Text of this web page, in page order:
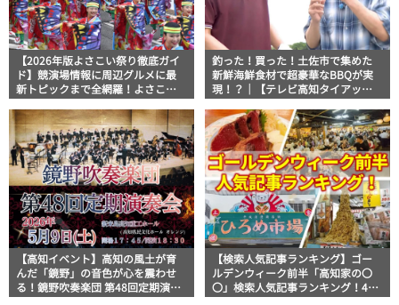
【2026年版よさこい祭り徹底ガイ
ド】競演場情報に周辺グルメに最
新トピックまで全網羅！よさこい
全版
釣った！買った！土佐市で集めた
新鮮海鮮食材で超豪華なBBQが実
現！？｜【テレビ高知タイアップ
く！
【高知イベント】高知の風土が育
んだ「鏡野」の音色が心を震わせ
る！鏡野吹奏楽団 第48回定期演奏
【検索人気記事ランキング】ゴー
ルデンウィーク前半「高知家の〇
〇」検索人気記事ランキング！4月